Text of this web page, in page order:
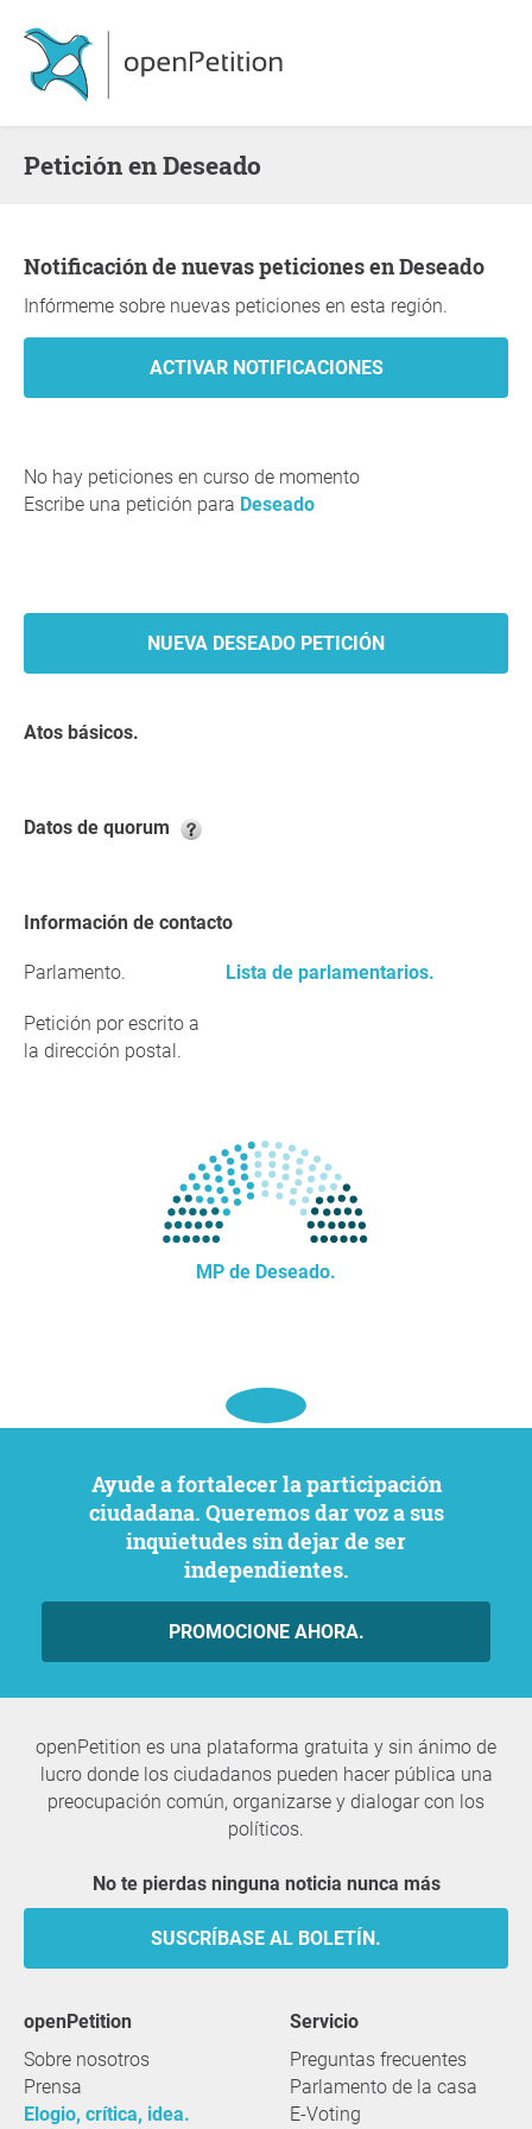
Petición en Deseado
Notificación de nuevas peticiones en Deseado
Infórmeme sobre nuevas peticiones en esta región.
No hay peticiones en curso de momento
Escribe una petición para Deseado
NUEVA DESEADO PETICIÓN
Atos básicos.
Datos de quorum
Información de contacto
Parlamento. Lista de parlamentarios.
Petición por escrito a
la dirección postal.
MP de Deseado.
Ayude a fortalecer la participación
ciudadana. Queremos dar voz a sus
inquietudes sin dejar de ser
independientes.
PROMOCIONE AHORA.
openPetition es una plataforma gratuita y sin ánimo de
lucro donde los ciudadanos pueden hacer pública una
preocupación común, organizarse y dialogar con los
políticos.
No te pierdas ninguna noticia nunca más
SUSCRÍBASE AL BOLETÍN.
openPetition
Sobre nosotros
Prensa
Elogio, crítica, idea.
servicio
Preguntas frecuentes
Parlamento de la casa
E-Voting